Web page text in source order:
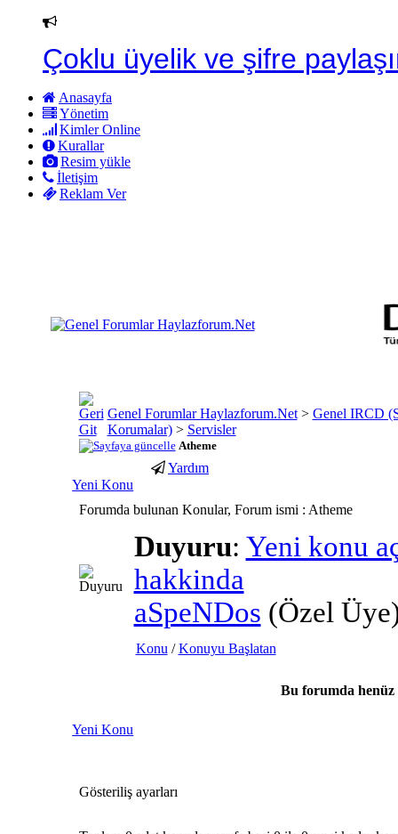
Çoklu üyelik ve şifre
Anasayfa
Yönetim
Kimler Online
Kurallar
Resim yükle
İletişim
Reklam Ver
Genel Forumlar Haylazforum.Net > Genel IRCD
Korumalar) > Servisler
Atheme
Yardım
porno
gaziantep
escort
youtube
hilesi
Yeni Konu
Forumda bulunan Konular, Forum ismi : Atheme
Duyuru: Yeni konu
hakkinda
aSpeNDos (Özel
Konu /Konuyu Başlatan
Bu forumda
Yeni Konu
Gösteriliş ayarları